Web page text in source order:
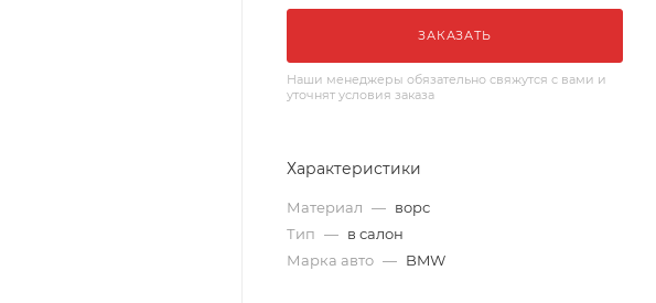
ЗАКАЗАТЬ
Наши менеджеры обязательно свяжутся с вами и
уточнят условия заказа
Характеристики
Материал — ворс
Тип — в салон
Марка авто — BMW